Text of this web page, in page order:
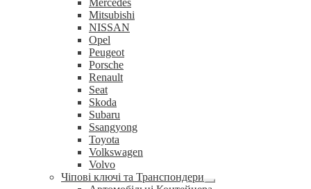
Mercedes
Mitsubishi
NISSAN
Opel
Peugeot
Porsche
Renault
Seat
Skoda
Subaru
Ssangyong
Toyota
Volkswagen
Volvo
Чіпові ключі та Транспондери
Розгорнуте